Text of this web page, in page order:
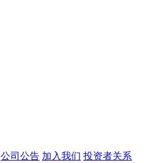
公司公告 加入我们 投资者关系